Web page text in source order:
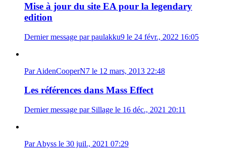
Mise à jour du site EA pour la legendary
edition
Dernier message par paulakku9 le 24 févr., 2022 16:05
Par AidenCooperN7 le 12 mars, 2013 22:48
Les références dans Mass Effect
Dernier message par Sillage le 16 déc., 2021 20:11
Par Abyss le 30 juil., 2021 07:29